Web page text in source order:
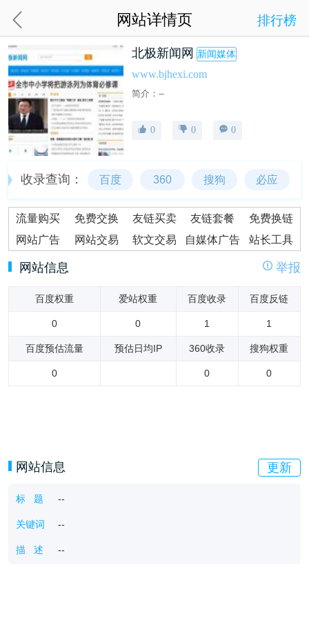
网站详情页 排行榜
北极新闻网 新闻媒体
www.bjhexi.com
简介：--
0 0 0
收录查询： 百度 360 搜狗 必应
流量购买 免费交换 友链买卖 友链套餐
免费换链
网站广告
网站交易 软文交易 自媒体广告 站长工具
网站信息 举报
百度权重 爱站权重 百度收录 百度反链
0 0 1 1
百度预估流量 预估日均IP 360收录 搜狗权重
0 0 0
网站信息 更新
标 题 --
关键词 --
描 述 --